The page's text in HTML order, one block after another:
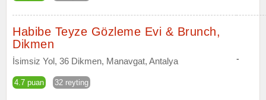
Habibe Teyze Gözleme Evi & Brunch,
Dikmen
İsimsiz Yol, 36 Dikmen, Manavgat, Antalya
4.7 puan 32 reyting
-